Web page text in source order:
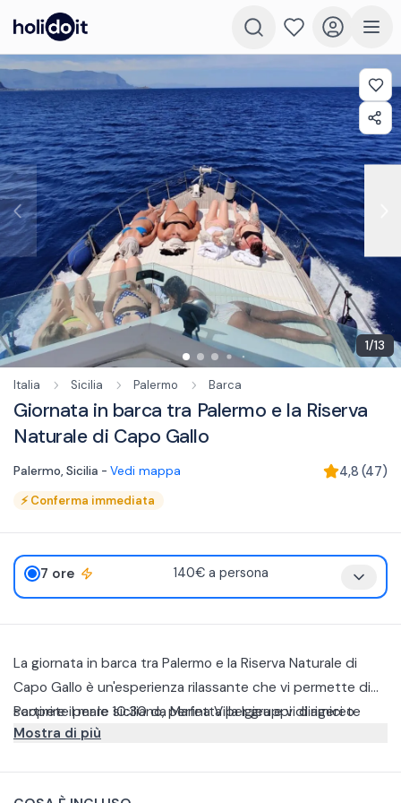
1/13
Italia Sicilia Palermo Barca
Giornata in barca tra Palermo e la Riserva
Naturale di Capo Gallo
Palermo, Sicilia - Vedi mappa 4,8 (47)
⚡Conferma immediata
7 ore 140€ a persona
La giornata in barca tra Palermo e la Riserva Naturale di
Capo Gallo è un'esperienza rilassante che vi permette di
scoprire il mare siciliano, perfetta per gruppi di amici o
famiglie con bambini.
Partirete per le 10:30 da Marina Villa Igiea e vi dirigerete
verso nord spingendovi fino all'Isola delle Femmine. Il
Mostra di più